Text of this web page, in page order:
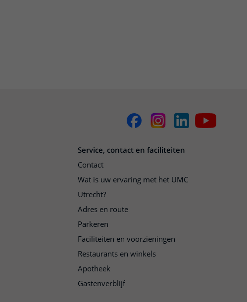
Service, contact en faciliteiten
Contact
Wat is uw ervaring met het UMC
Utrecht?
Adres en route
Parkeren
Faciliteiten en voorzieningen
Restaurants en winkels
Apotheek
Gastenverblijf